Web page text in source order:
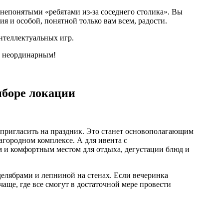
«ребятами из-за соседнего столика». Вы
и особой, понятной только вам всем, радости.
игр.
неординарным!
локации
на праздник. Это станет основополагающим
комплексе. А для ивента с
комфортным местом для отдыха, дегустации блюд и
и лепниной на стенах. Если вечеринка
где все смогут в достаточной мере провести